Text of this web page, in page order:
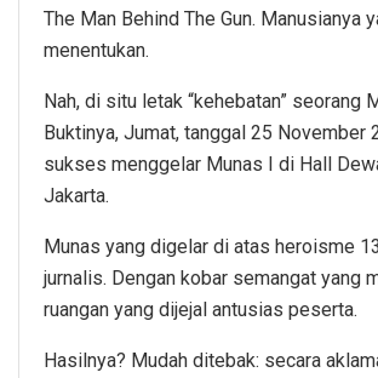
The Man Behind The Gun. Manusianya
menentukan.
Nah, di situ letak “kehebatan” seorang
Buktinya, Jumat, tanggal 25 November
sukses menggelar Munas I di Hall
Jakarta.
Munas yang digelar di atas heroisme
jurnalis. Dengan kobar semangat yang
ruangan yang dijejal antusias peserta.
Hasilnya? Mudah ditebak: secara